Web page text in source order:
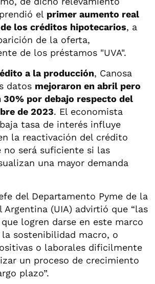
el primer aumento real
los créditos hipotecarios, a
de la oferta,
de los préstamos "UVA".
a la producción, Canosa
datos mejoraron en abril pero
por debajo respecto del
de 2023. El economista
tasa de interés influye
la reactivación del crédito
no será suficiente si las
una mayor demanda
del Departamento Pyme de la
Argentina (UIA) advirtió que “las
logren darse en este marco
la sostenibilidad macro, o
o laborales dificilmente
un proceso de crecimiento
plazo”.